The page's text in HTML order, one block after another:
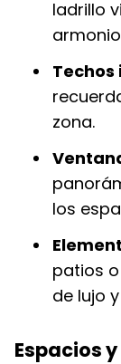
ladrillo
Techos
zona.
los
patios
de lujo
Espacios